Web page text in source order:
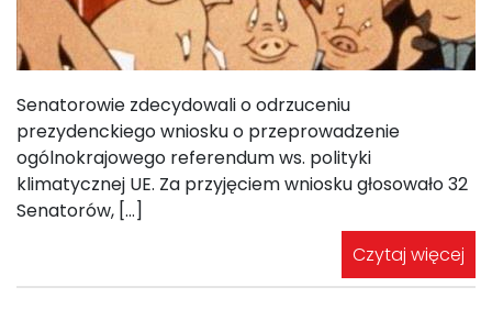
Senatorowie zdecydowali o odrzuceniu
prezydenckiego wniosku o przeprowadzenie
ogólnokrajowego referendum ws. polityki
klimatycznej UE. Za przyjęciem wniosku głosowało 32
Senatorów, […]
Czytaj więcej